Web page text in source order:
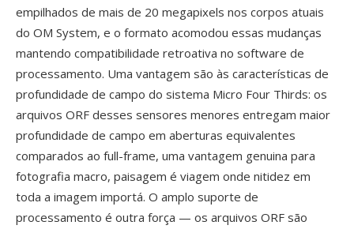
empilhados de mais de 20 megapixels nos corpos atuais
do OM System, e o formato acomodou essas mudanças
mantendo compatibilidade retroativa no software de
processamento. Uma vantagem são às características de
profundidade de campo do sistema Micro Four Thirds: os
arquivos ORF desses sensores menores entregam maior
profundidade de campo em aberturas equivalentes
comparados ao full-frame, uma vantagem genuina para
fotografia macro, paisagem é viagem onde nitidez em
toda a imagem importá. O amplo suporte de
processamento é outra força — os arquivos ORF são